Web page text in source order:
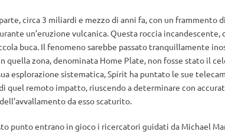
circa 3 miliardi e mezzo di anni fa, con un frammento
un’eruzione vulcanica. Questa roccia incandescente,
buca. Il fenomeno sarebbe passato tranquillamente
quella zona, denominata Home Plate, non fosse stato il
esplorazione sistematica, Spirit ha puntato le sue
quel remoto impatto, riuscendo a determinare con
da esso scaturito.
punto entrano in gioco i ricercatori guidati da Michael